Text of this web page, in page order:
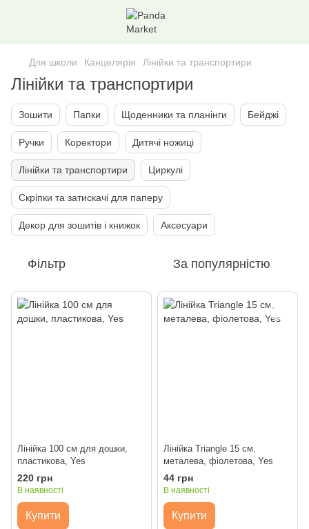
Для школи Канцелярія Лінійки та транспортири
Лінійки та транспортири
Зошити Папки Щоденники та планінги Бейджі
Ручки Коректори Дитячі ножиці
Лінійки та транспортири Циркулі
Скріпки та затискачі для паперу
Декор для зошитів і книжок Аксесуари
Фільтр За популярністю
Лінійка 100 см для дошки,
пластикова, Yes
220 грн
В наявності
Купити
Лінійка Triangle 15 см,
металева, фіолетова, Yes
44 грн
В наявності
Купити